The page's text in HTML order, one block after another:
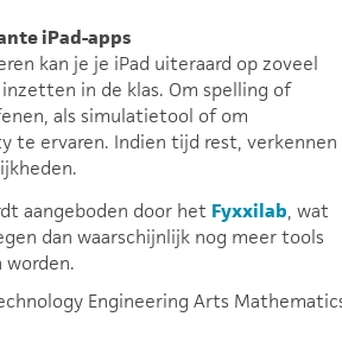
iPad-apps
kan je je iPad uiteraard op zoveel
in de klas. Om spelling of
als simulatietool of om
te ervaren. Indien tijd rest, verkennen
aangeboden door het Fyxxilab, wat
dan waarschijnlijk nog meer tools
worden.
Engineering Arts